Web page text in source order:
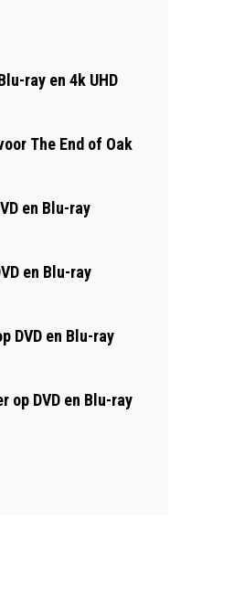
ray en 4k UHD
The End of Oak
en Blu-ray
en Blu-ray
DVD en Blu-ray
op DVD en Blu-ray